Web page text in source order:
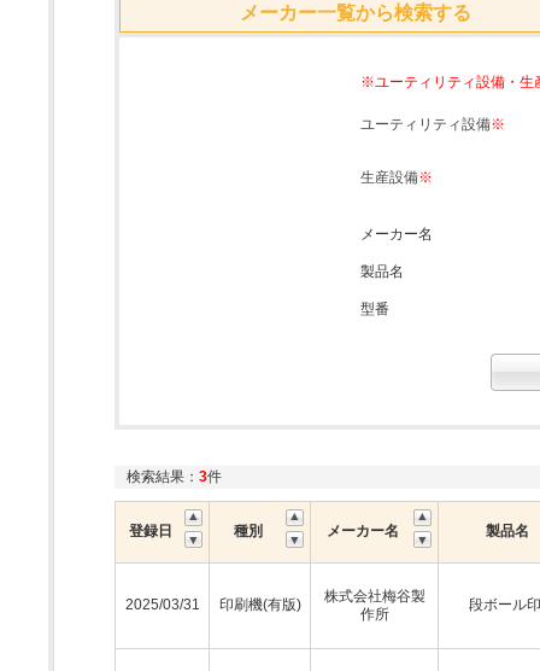
メーカー一覧から検索する
※ユーティリティ設備・生
ユーティリティ設備※
生産設備※
メーカー名
製品名
型番
検索結果： 3件
登録日 種別 メーカー名 製品名
2025/03/31 印刷機(有版)
株式会社梅谷製
作所
段ボール